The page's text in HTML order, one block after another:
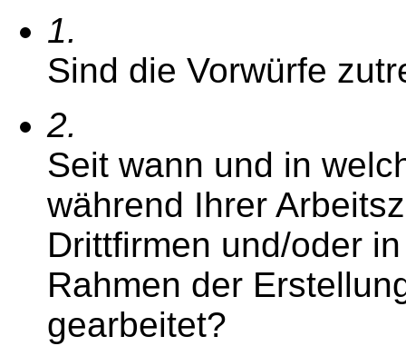
1.
Sind die Vorwürfe
2.
Seit wann und in
während Ihrer
Drittfirmen und/oder
Rahmen der
gearbeitet?